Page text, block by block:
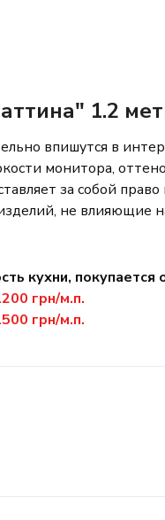
1.2
впишутся в
монитора,
за собой
не влияющие
кухни, покупается
грн/м.п.
грн/м.п.